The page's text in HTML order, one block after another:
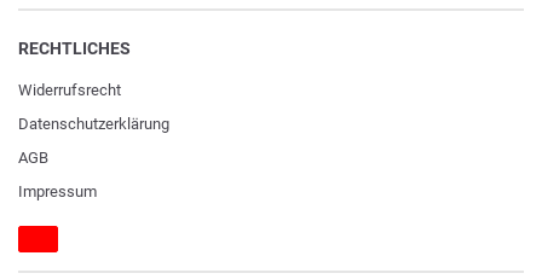
RECHTLICHES
Widerrufs­recht
Daten­schutz­erklärung
AGB
Impressum